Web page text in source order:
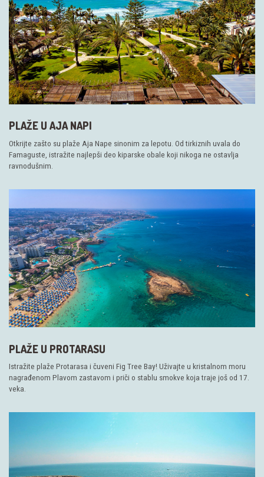
PLAŽE U AJA NAPI
Otkrijte zašto su plaže Aja Nape sinonim za lepotu. Od tirkiznih uvala do
Famaguste, istražite najlepši deo kiparske obale koji nikoga ne ostavlja
ravnodušnim.
PLAŽE U PROTARASU
Istražite plaže Protarasa i čuveni Fig Tree Bay! Uživajte u kristalnom moru
nagrađenom Plavom zastavom i priči o stablu smokve koja traje još od 17.
veka.